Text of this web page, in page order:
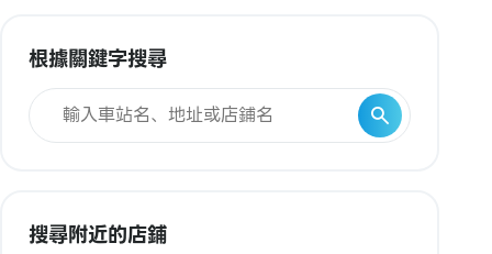
根據關鍵字搜尋
搜尋附近的店鋪